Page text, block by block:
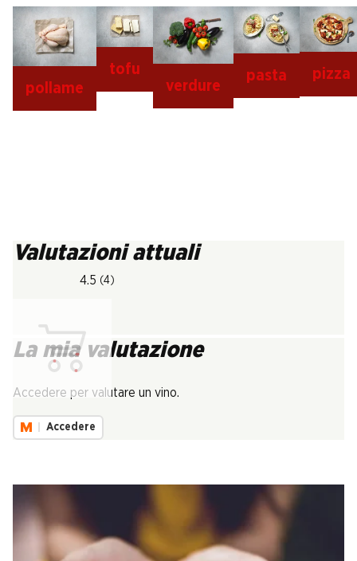
pollame
tofu
verdure
pasta pizza
Valutazioni attuali
4.5 (4)
La mia valutazione
Accedere per valutare un vino.
Accedere